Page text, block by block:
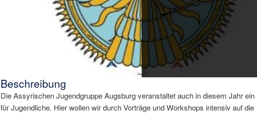
Beschreibung
Die Assyrischen Jugendgruppe Augsburg veranstaltet auch in diesem Jahr ein
für Jugendliche. Hier wollen wir durch Vorträge und Workshops intensiv auf die